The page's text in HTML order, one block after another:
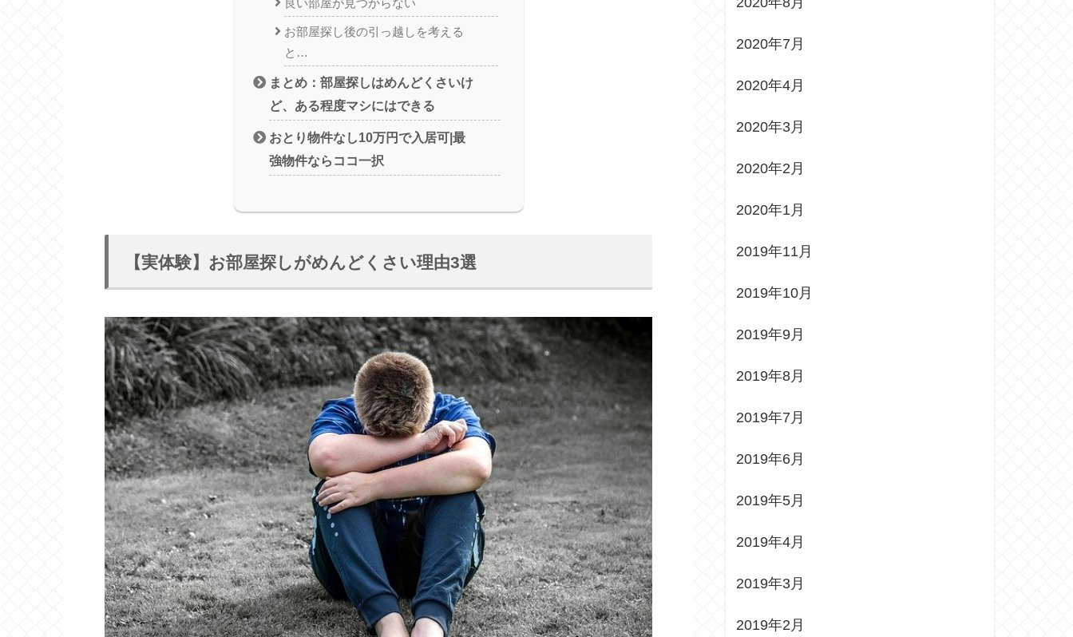
良い部屋が見つからない
お部屋探し後の引っ越しを考える
と…
まとめ：部屋探しはめんどくさいけ
ど、ある程度マシにはできる
おとり物件なし10万円で入居可|最
強物件ならココ一択
【実体験】お部屋探しがめんどくさい理由3選
2020年7月
2020年4月
2020年3月
2020年2月
2020年1月
2019年11月
2019年10月
2019年9月
2019年8月
2019年7月
2019年6月
2019年5月
2019年4月
2019年3月
2019年2月